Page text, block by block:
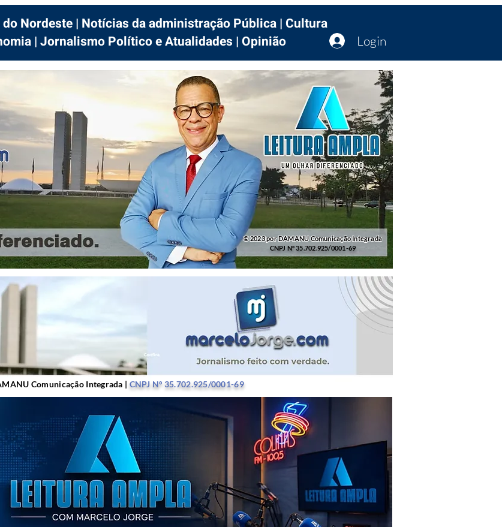
Login
Nordeste | Notícias da administração Pública | Cultura
| Jornalismo Político e Atualidades | Opinião
© 2023 por DAMANU Comunicação Integrada
CNPJ Nº 35.702.925/0001-69
Comunicação Integrada | CNPJ Nº 35.702.925/0001-69
Comunicação Integrada | CNPJ Nº 35.702.925/0001-69